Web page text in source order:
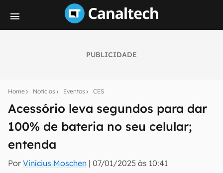
PUBLICIDADE
Home Notícias Eventos CES
Acessório leva segundos para dar
100% de bateria no seu celular;
entenda
Por Vinícius Moschen | 07/01/2025 às 10:41
notícias e reviews sobre tecnologia em primeira
E-mail
inscreva-se